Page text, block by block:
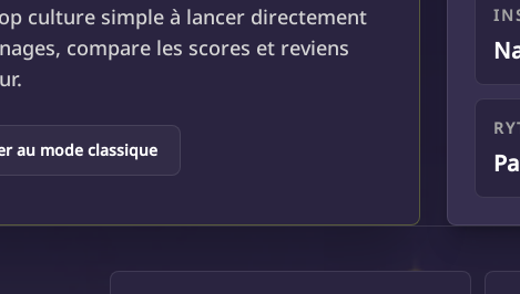
culture simple à lancer directement
compare les scores et reviens
au mode classique